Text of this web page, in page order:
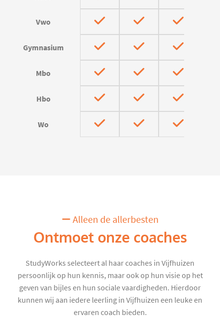
Vwo
Gymnasium
Mbo
Hbo
Wo
Alleen de allerbesten
Ontmoet onze coaches
StudyWorks selecteert al haar coaches in Vijfhuizen
persoonlijk op hun kennis, maar ook op hun visie op het
geven van bijles en hun sociale vaardigheden. Hierdoor
kunnen wij aan iedere leerling in Vijfhuizen een leuke en
ervaren coach bieden.